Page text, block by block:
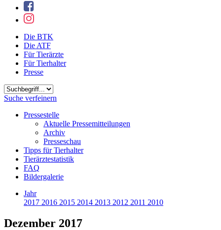
Die BTK
Die ATF
Für Tierärzte
Für Tierhalter
Presse
Suchbegriff
Suche verfeinern
Pressestelle
Aktuelle Pressemitteilungen
Archiv
Presseschau
Tipps für Tierhalter
Tierärztestatistik
FAQ
Bildergalerie
Jahr
2017 2016 2015 2014 2013 2012 2011 2010
Dezember 2017